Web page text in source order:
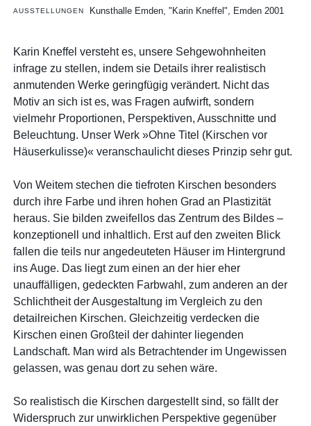
AUSSTELLUNGEN Kunsthalle Emden, "Karin Kneffel", Emden 2001
Karin Kneffel versteht es, unsere Sehgewohnheiten
infrage zu stellen, indem sie Details ihrer realistisch
anmutenden Werke geringfügig verändert. Nicht das
Motiv an sich ist es, was Fragen aufwirft, sondern
vielmehr Proportionen, Perspektiven, Ausschnitte und
Beleuchtung. Unser Werk »Ohne Titel (Kirschen vor
Häuserkulisse)« veranschaulicht dieses Prinzip sehr gut.
Von Weitem stechen die tiefroten Kirschen besonders
durch ihre Farbe und ihren hohen Grad an Plastizität
heraus. Sie bilden zweifellos das Zentrum des Bildes –
konzeptionell und inhaltlich. Erst auf den zweiten Blick
fallen die teils nur angedeuteten Häuser im Hintergrund
ins Auge. Das liegt zum einen an der hier eher
unauffälligen, gedeckten Farbwahl, zum anderen an der
Schlichtheit der Ausgestaltung im Vergleich zu den
detailreichen Kirschen. Gleichzeitig verdecken die
Kirschen einen Großteil der dahinter liegenden
Landschaft. Man wird als Betrachtender im Ungewissen
gelassen, was genau dort zu sehen wäre.
So realistisch die Kirschen dargestellt sind, so fällt der
Widerspruch zur unwirklichen Perspektive gegenüber